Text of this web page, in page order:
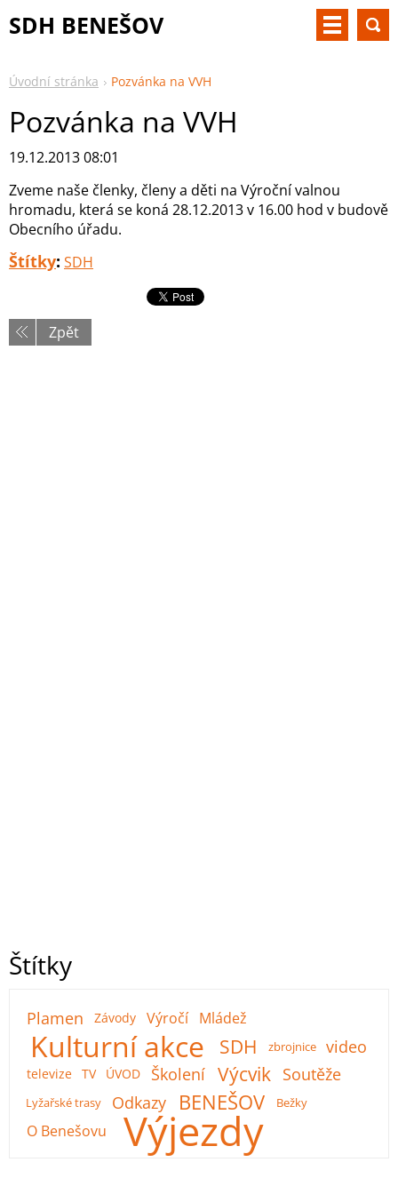
SDH BENEŠOV
Úvodní stránka Pozvánka na VVH
Pozvánka na VVH
19.12.2013 08:01
Zveme naše členky, členy a děti na Výroční valnou
hromadu, která se koná 28.12.2013 v 16.00 hod v budově
Obecního úřadu.
Štítky: SDH
Zpět
Štítky
Plamen Závody Výročí Mládež
Kulturní akce SDH zbrojnice video
televize TV ÚVOD Školení Výcvik Soutěže
Lyžařské trasy Odkazy BENEŠOV Bežky
O Benešovu Výjezdy